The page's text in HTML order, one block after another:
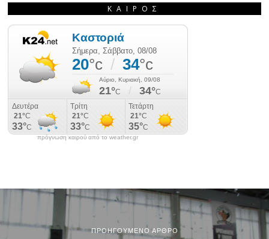
ΚΑΙΡΌΣ
πρόγνωση καιρού από το weather.gr
ΠΡΟΗΓΟΎΜΕΝΟ ΆΡΘΡΟ